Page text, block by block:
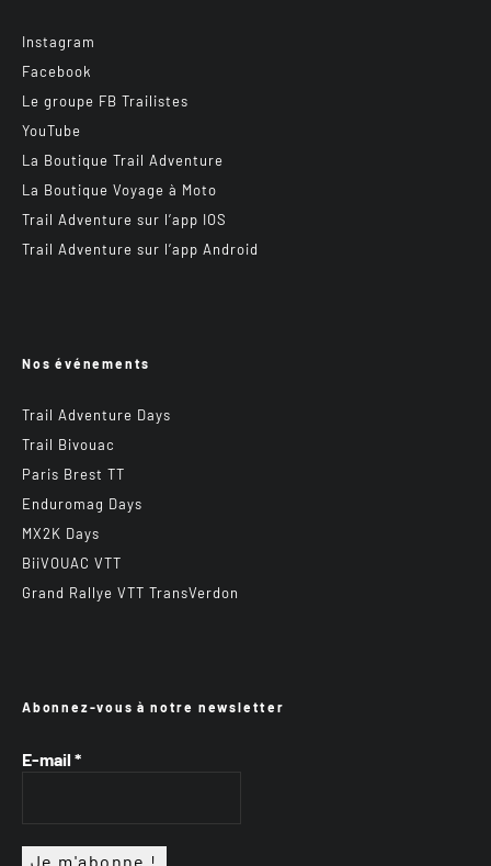
Instagram
Facebook
Le groupe FB Trailistes
YouTube
La Boutique Trail Adventure
La Boutique Voyage à Moto
Trail Adventure sur l’app IOS
Trail Adventure sur l’app Android
Nos événements
Trail Adventure Days
Trail Bivouac
Paris Brest TT
Enduromag Days
MX2K Days
BiiVOUAC VTT
Grand Rallye VTT TransVerdon
Abonnez-vous à notre newsletter
E-mail *